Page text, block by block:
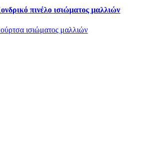
πινέλο ισιώματος μαλλιών
ισιώματος μαλλιών